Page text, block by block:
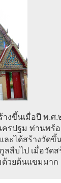
างขึ้นเมื่อปี พ.ศ.
ครปฐม ท่านพร้
ะได้สร้างวัดขึ้
ลสืบไป เมื่อวัด
วยต้นแขมมาก